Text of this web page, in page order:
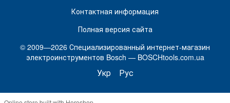
Контактная информация
Полная версия сайта
© 2009—2026 Специализированный интернет-магазин
электроинструментов Bosch — BOSCHtools.com.ua
Укр Рус